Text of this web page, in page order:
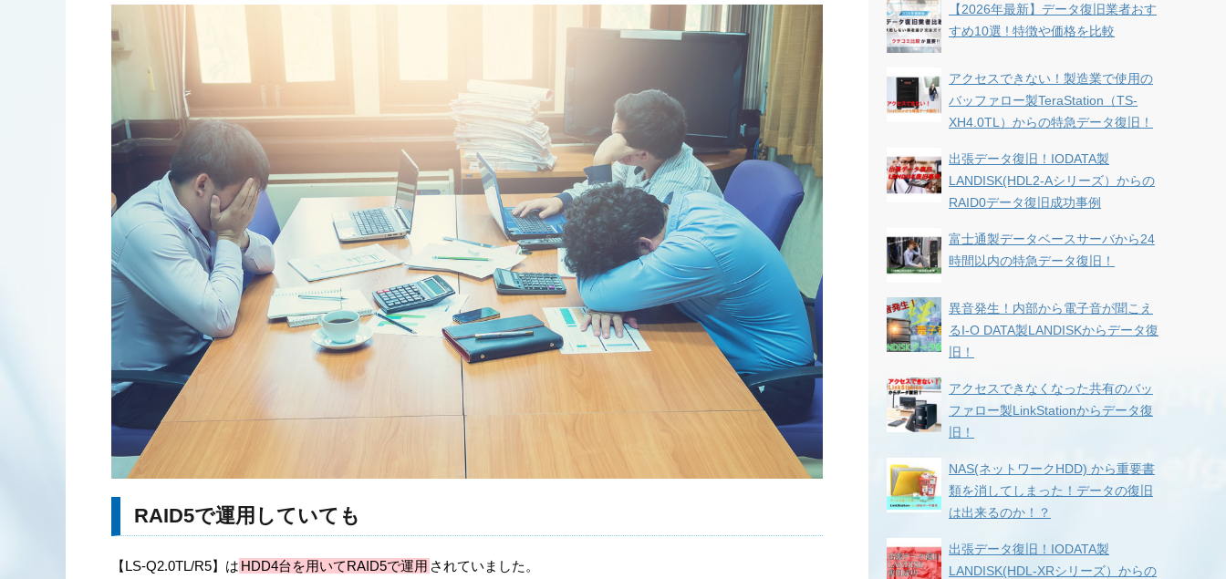
RAID5で運用していても
【LS-Q2.0TL/R5】は HDD4台を用いてRAID5で運用 されていました。
【2026年最新】データ復旧業者おす
すめ10選 ! 特徴や価格を比較
アクセスできない！製造業で使用の
バッファロー製TeraStation（TS-
XH4.0TL）からの特急データ復旧！
出張データ復旧！IODATA製
LANDISK(HDL2-Aシリーズ）からの
RAID0データ復旧成功事例
富士通製データベースサーバから24
時間以内の特急データ復旧！
異音発生！内部から電子音が聞こえ
るI-O DATA製LANDISKからデータ復
旧！
アクセスできなくなった共有のバッ
ファロー製LinkStationからデータ復
旧！
NAS(ネットワークHDD) から重要書
類を消してしまった！データの復旧
は出来るのか！？
出張データ復旧！IODATA製
LANDISK(HDL-XRシリーズ）からの